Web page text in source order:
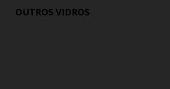
OUTROS VIDROS